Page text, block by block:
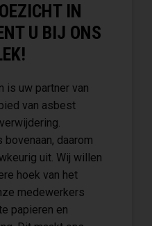
IN
U BIJ ONS
is uw partner van
van asbest
daarom
uit. Wij willen
hoek van het
medewerkers
papieren en